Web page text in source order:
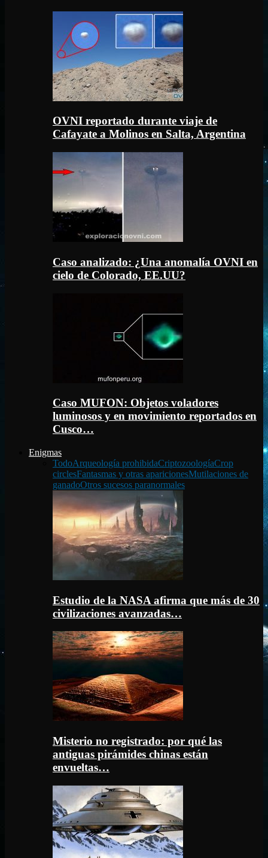
OVNI reportado durante viaje de
Cafayate a Molinos en Salta, Argentina
Caso analizado: ¿Una anomalía OVNI en
cielo de Colorado, EE.UU?
Caso MUFON: Objetos voladores
luminosos y en movimiento reportados en
Cusco…
Enigmas
TodoArqueología prohibidaCriptozoologíaCrop
circlesFantasmas y otras aparicionesMutilaciones de
ganadoOtros sucesos paranormales
Estudio de la NASA afirma que más de 30
civilizaciones avanzadas…
Misterio no registrado: por qué las
antiguas pirámides chinas están
envueltas…